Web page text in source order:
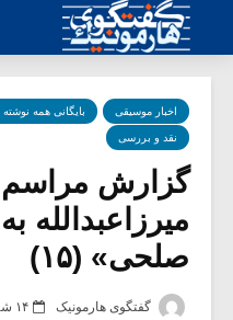
اخبار موسیقی بایگانی همه نوشته
نقد و بررسی
گزارش مراسم
میرزاعبدالله
صلحی» (۱۵)
گفتگوی هارمونیک ۱۴ شهریور ۱۳۹۷